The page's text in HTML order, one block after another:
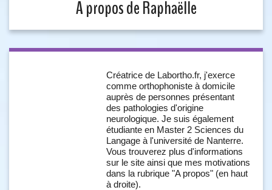
A propos de Raphaëlle
Créatrice de Labortho.fr, j'exerce
comme orthophoniste à domicile
auprès de personnes présentant
des pathologies d'origine
neurologique. Je suis également
étudiante en Master 2 Sciences du
Langage à l'université de Nanterre.
Vous trouverez plus d'informations
sur le site ainsi que mes motivations
dans la rubrique "A propos" (en haut
à droite).